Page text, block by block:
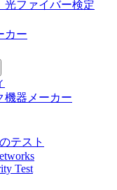
光ファイバー検定
カー
機器メーカー
テスト
Test